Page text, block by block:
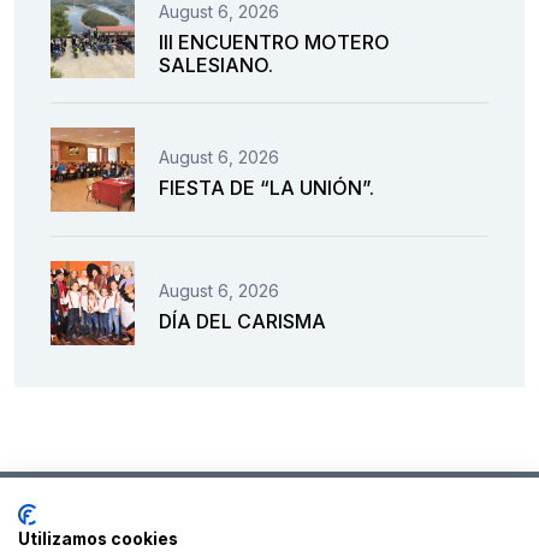
August 6, 2026
III ENCUENTRO MOTERO
SALESIANO.
August 6, 2026
FIESTA DE “LA UNIÓN”.
August 6, 2026
DÍA DEL CARISMA
Utilizamos cookies